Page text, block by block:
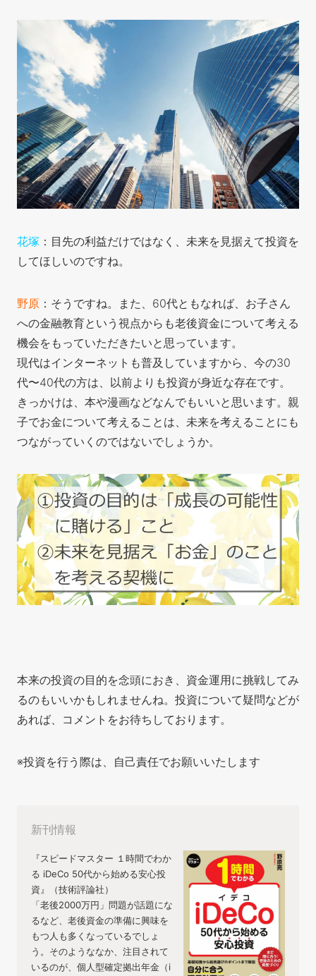
花塚 ：目先の利益だけではなく、未来を見据えて投資を
してほしいのですね。
野原 ：そうですね。また、60代ともなれば、お子さん
への金融教育という視点からも老後資金について考える
機会をもっていただきたいと思っています。
現代はインターネットも普及していますから、今の30
代〜40代の方は、以前よりも投資が身近な存在です。
きっかけは、本や漫画などなんでもいいと思います。親
子でお金について考えることは、未来を考えることにも
つながっていくのではないでしょうか。
本来の投資の目的を念頭におき、資金運用に挑戦してみ
るのもいいかもしれませんね。投資について疑問などが
あれば、コメントをお待ちしております。
※投資を行う際は、自己責任でお願いいたします
新刊情報
『スピードマスター １時間でわか
る iDeCo 50代から始める安心投
資』（技術評論社）
「老後2000万円」問題が話題にな
るなど、老後資金の準備に興味を
もつ人も多くなっているでしょ
う。そのようななか、注目されて
いるのが、個人型確定拠出年金（i